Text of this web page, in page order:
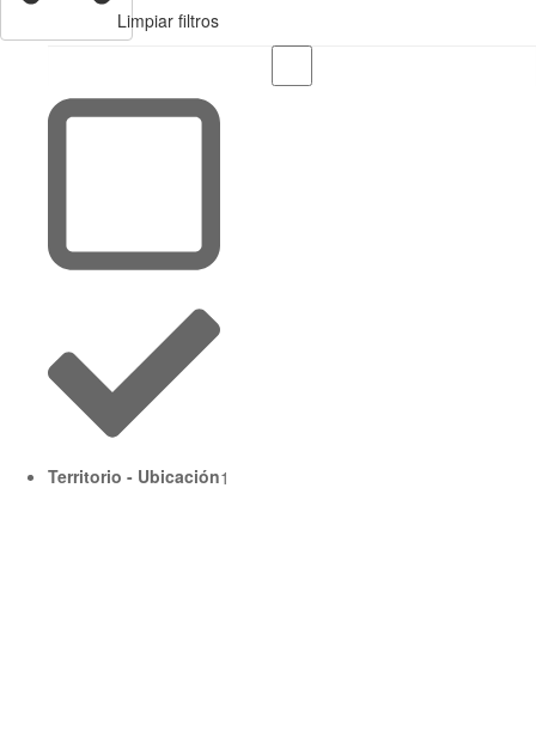
Limpiar filtros
Territorio - Ubicación1